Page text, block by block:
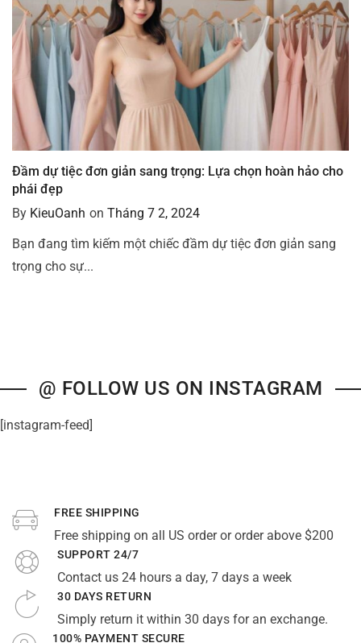
Đầm dự tiệc đơn giản sang trọng: Lựa chọn hoàn hảo cho
phái đẹp
By KieuOanh on Tháng 7 2, 2024
Bạn đang tìm kiếm một chiếc đầm dự tiệc đơn giản sang
trọng cho sự...
@ FOLLOW US ON INSTAGRAM
[instagram-feed]
FREE SHIPPING
Free shipping on all US order or order above $200
SUPPORT 24/7
Contact us 24 hours a day, 7 days a week
30 DAYS RETURN
Simply return it within 30 days for an exchange.
100% PAYMENT SECURE